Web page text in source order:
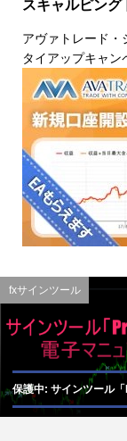
スキャルピング
アヴァトレード・
タイアップキャン
fxサインツール
保護中: サインツール